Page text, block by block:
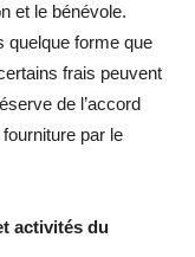
et le bénévole.
quelque forme que
frais peuvent
de l’accord
par le
activités du